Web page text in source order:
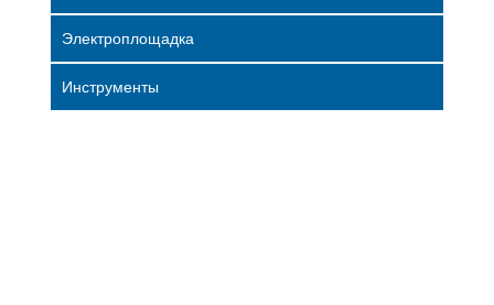
Электроплощадка
Инструменты